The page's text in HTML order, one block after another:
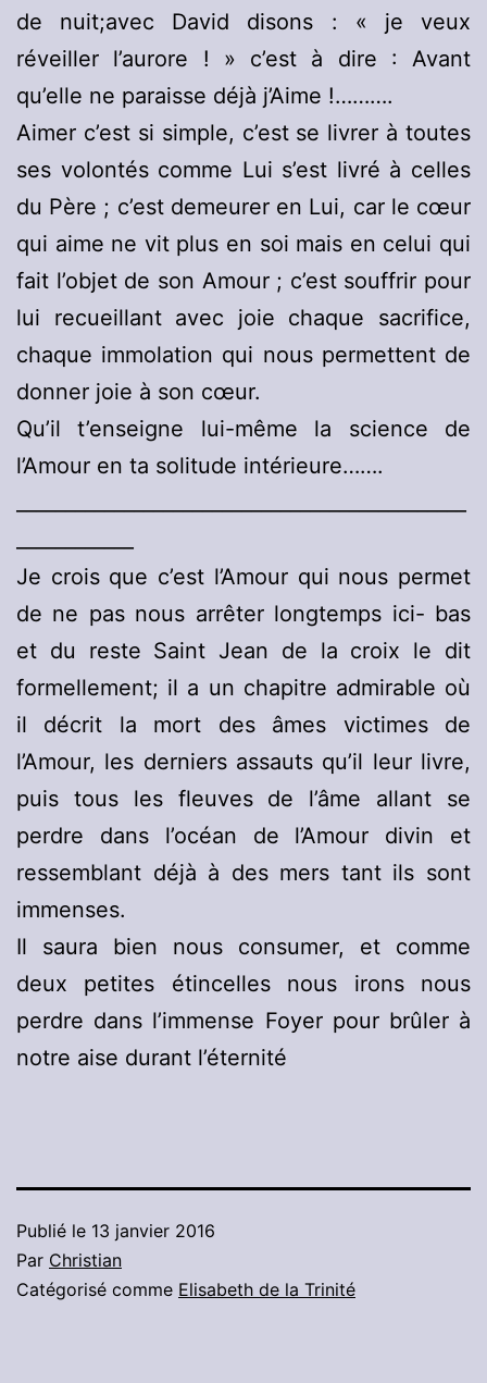
de nuit;avec David disons : « je veux
réveiller l’aurore ! » c’est à dire : Avant
qu’elle ne paraisse déjà j’Aime !……….
Aimer c’est si simple, c’est se livrer à toutes
ses volontés comme Lui s’est livré à celles
du Père ; c’est demeurer en Lui, car le cœur
qui aime ne vit plus en soi mais en celui qui
fait l’objet de son Amour ; c’est souffrir pour
lui recueillant avec joie chaque sacrifice,
chaque immolation qui nous permettent de
donner joie à son cœur.
Qu’il t’enseigne lui-même la science de
l’Amour en ta solitude intérieure…….
Je crois que c’est l’Amour qui nous permet
de ne pas nous arrêter longtemps ici- bas
et du reste Saint Jean de la croix le dit
formellement; il a un chapitre admirable où
il décrit la mort des âmes victimes de
l’Amour, les derniers assauts qu’il leur livre,
puis tous les fleuves de l’âme allant se
perdre dans l’océan de l’Amour divin et
ressemblant déjà à des mers tant ils sont
immenses.
Il saura bien nous consumer, et comme
deux petites étincelles nous irons nous
perdre dans l’immense Foyer pour brûler à
notre aise durant l’éternité
Publié le 13 janvier 2016
Par Christian
Catégorisé comme Elisabeth de la Trinité